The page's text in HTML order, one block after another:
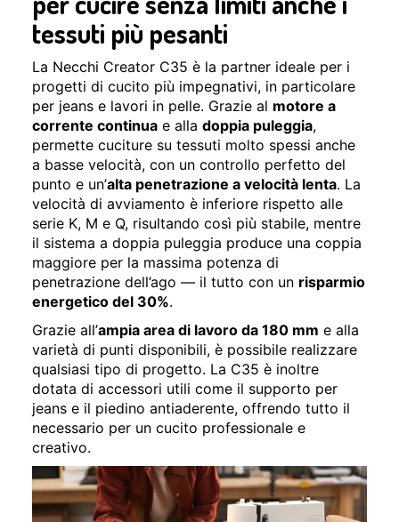
tessuti più pesanti
La Necchi Creator C35 è la partner ideale per i
progetti di cucito più impegnativi, in particolare
per jeans e lavori in pelle. Grazie al motore a
corrente continua e alla doppia puleggia,
permette cuciture su tessuti molto spessi anche
a basse velocità, con un controllo perfetto del
punto e un’alta penetrazione a velocità lenta. La
velocità di avviamento è inferiore rispetto alle
serie K, M e Q, risultando così più stabile, mentre
il sistema a doppia puleggia produce una coppia
maggiore per la massima potenza di
penetrazione dell’ago — il tutto con un risparmio
energetico del 30%.
Grazie all’ampia area di lavoro da 180 mm e alla
varietà di punti disponibili, è possibile realizzare
qualsiasi tipo di progetto. La C35 è inoltre
dotata di accessori utili come il supporto per
jeans e il piedino antiaderente, offrendo tutto il
necessario per un cucito professionale e
creativo.